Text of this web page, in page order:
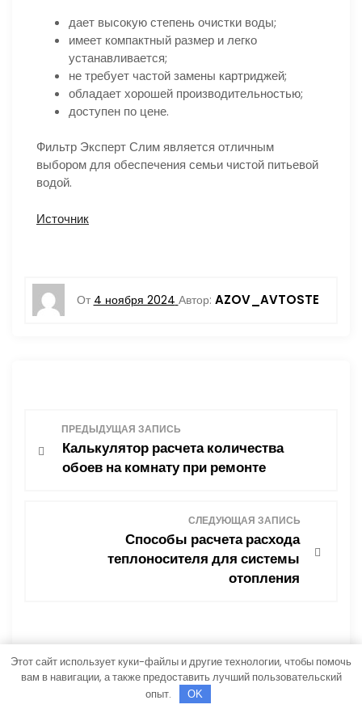
дает высокую степень очистки воды;
имеет компактный размер и легко
устанавливается;
не требует частой замены картриджей;
обладает хорошей производительностью;
доступен по цене.
Фильтр Эксперт Слим является отличным
выбором для обеспечения семьи чистой питьевой
водой.
Источник
От 4 ноября 2024 Автор: AZOV_AVTOSTE
ц
и
ПРЕДЫДУЩАЯ ЗАПИСЬ
Калькулятор расчета количества
обоев на комнату при ремонте
СЛЕДУЮЩАЯ ЗАПИСЬ
Способы расчета расхода
теплоносителя для системы
отопления
Этот сайт использует куки-файлы и другие технологии, чтобы помочь
вам в навигации, а также предоставить лучший пользовательский
опыт.
OK